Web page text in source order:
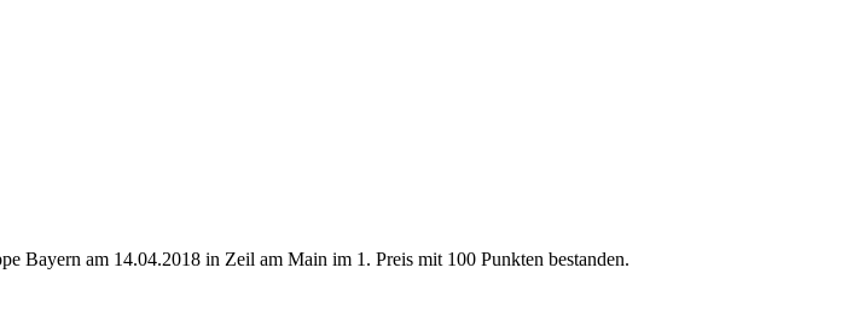
Bayern am 14.04.2018 in Zeil am Main im 1. Preis mit 100 Punkten bestanden.